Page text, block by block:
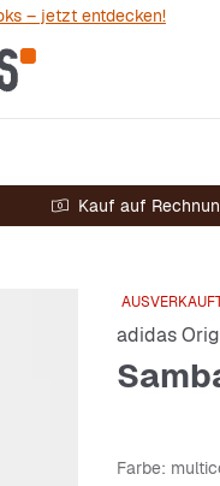
– jetzt entdecken!
Kauf auf
adidas
Farbe: